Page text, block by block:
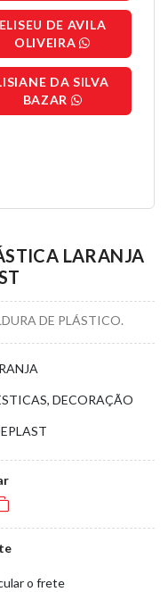
ELISEU DE AVILA
OLIVEIRA
DA SILVA
BAZAR
LARANJA
DE PLÁSTICO.
DECORAÇÃO
o frete